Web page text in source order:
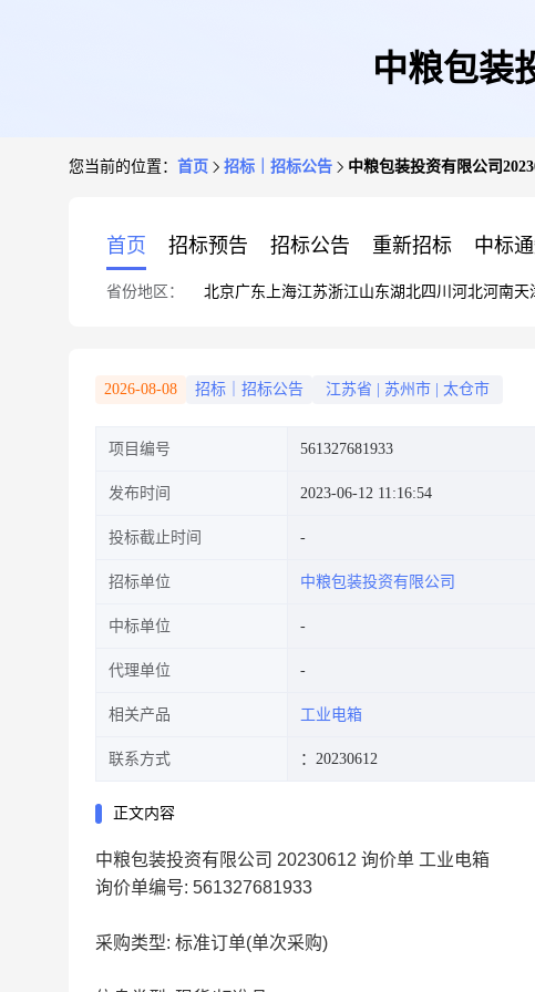
中粮包装
您当前的位置： 首页 招标｜招标公告 中粮包装投资有限公司
首页 招标预告 招标公告 重新招标 中标
省份地区： 北京广东 上海江苏浙江山东湖北四川 河北河南天
2026-08-08 招标｜招标公告 江苏省 苏州市 太仓市
项目编号 561327681933
发布时间 2023-06-12 11:16:54
投标截止时间
招标单位 中粮包装投资有限公司
中标单位
代理单位
相关产品 工业电箱
联系方式 ：20230612
正文内容
中粮包装投资有限公司 20230612 询价单 工业电箱
询价单编号: 561327681933
采购类型: 标准订单(单次采购)